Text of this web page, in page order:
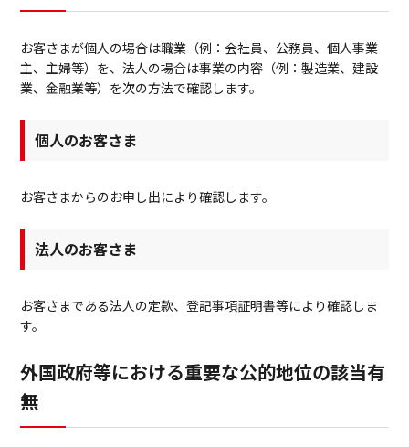
お客さまが個人の場合は職業（例：会社員、公務員、個人事業
主、主婦等）を、法人の場合は事業の内容（例：製造業、建設
業、金融業等）を次の方法で確認します。
個人のお客さま
お客さまからのお申し出により確認します。
法人のお客さま
お客さまである法人の定款、登記事項証明書等により確認しま
す。
外国政府等における重要な公的地位の該当有
無